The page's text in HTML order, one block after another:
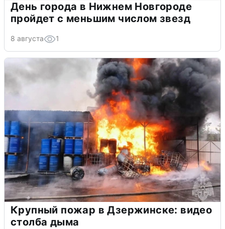
День города в Нижнем Новгороде
пройдет с меньшим числом звезд
8 августа 1
Крупный пожар в Дзержинске: видео
столба дыма